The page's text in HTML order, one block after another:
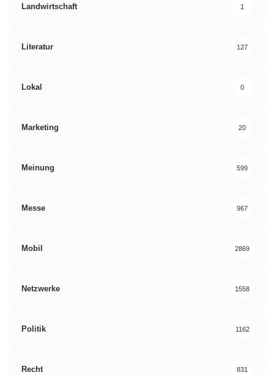
Landwirtschaft 1
Literatur 127
Lokal 0
Marketing 20
Meinung 599
Messe 967
Mobil 2869
Netzwerke 1558
Politik 1162
Recht 831